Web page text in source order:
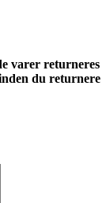
varer returneres
du returnere